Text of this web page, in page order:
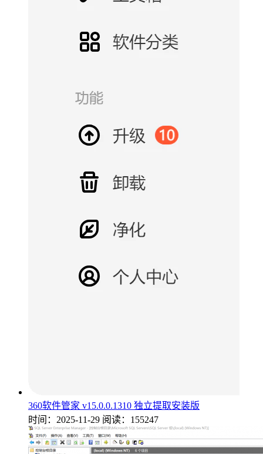
360软件管家 v15.0.0.1310 独立提取安装版
时间：2025-11-29 阅读：155247